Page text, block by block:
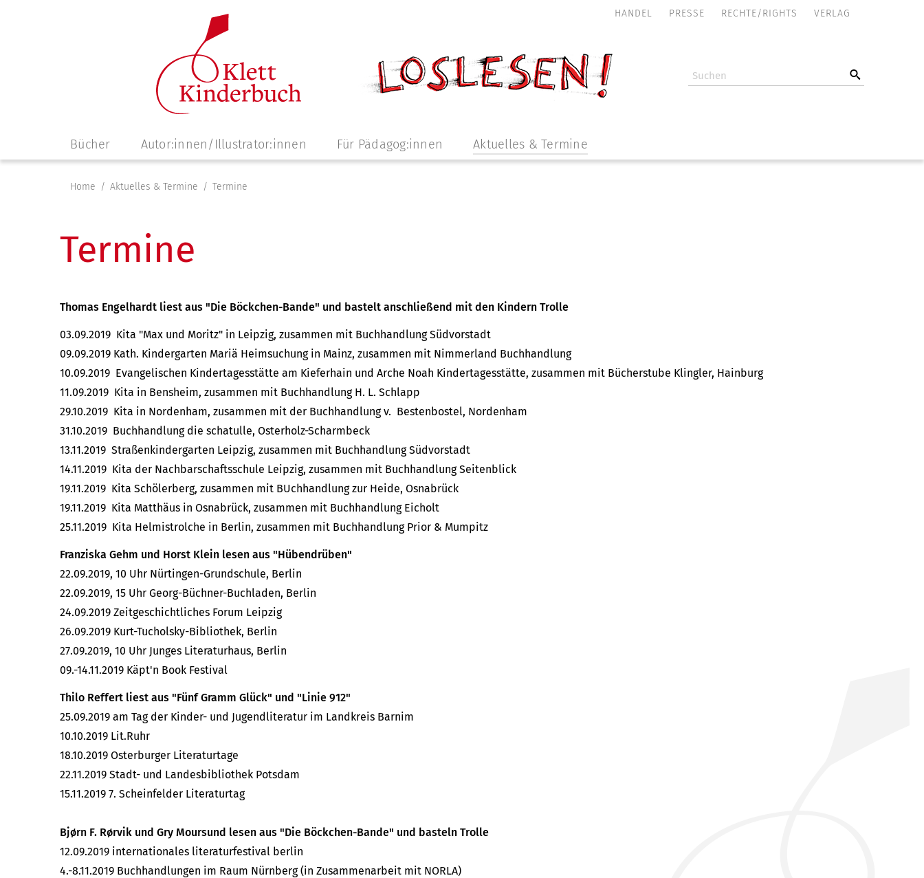
NAVIGATION
HANDEL PRESSE RECHTE/RIGHTS VERLAG
Navigation
überspringen
Bücher Autor:innen/Illustrator:innen Für Pädagog:innen Aktuelles & Termine
Home Aktuelles & Termine Termine
Termine
Thomas Engelhardt liest aus "Die Böckchen-Bande" und bastelt anschließend mit den Kindern Trolle
03.09.2019 Kita "Max und Moritz" in Leipzig, zusammen mit Buchhandlung Südvorstadt
09.09.2019 Kath. Kindergarten Mariä Heimsuchung in Mainz, zusammen mit Nimmerland Buchhandlung
10.09.2019 Evangelischen Kindertagesstätte am Kieferhain und Arche Noah Kindertagesstätte, zusammen mit Bücherstube Klingler, Hainburg
11.09.2019 Kita in Bensheim, zusammen mit Buchhandlung H. L. Schlapp
29.10.2019 Kita in Nordenham, zusammen mit der Buchhandlung v. Bestenbostel, Nordenham
31.10.2019 Buchhandlung die schatulle, Osterholz-Scharmbeck
13.11.2019 Straßenkindergarten Leipzig, zusammen mit Buchhandlung Südvorstadt
14.11.2019 Kita der Nachbarschaftsschule Leipzig, zusammen mit Buchhandlung Seitenblick
19.11.2019 Kita Schölerberg, zusammen mit BUchhandlung zur Heide, Osnabrück
19.11.2019 Kita Matthäus in Osnabrück, zusammen mit Buchhandlung Eicholt
25.11.2019 Kita Helmistrolche in Berlin, zusammen mit Buchhandlung Prior & Mumpitz
Franziska Gehm und Horst Klein lesen aus "Hübendrüben"
22.09.2019, 10 Uhr Nürtingen-Grundschule, Berlin
22.09.2019, 15 Uhr Georg-Büchner-Buchladen, Berlin
24.09.2019 Zeitgeschichtliches Forum Leipzig
26.09.2019 Kurt-Tucholsky-Bibliothek, Berlin
27.09.2019, 10 Uhr Junges Literaturhaus, Berlin
09.-14.11.2019 Käpt'n Book Festival
Thilo Reffert liest aus "Fünf Gramm Glück" und "Linie 912"
25.09.2019 am Tag der Kinder- und Jugendliteratur im Landkreis Barnim
10.10.2019 Lit.Ruhr
18.10.2019 Osterburger Literaturtage
22.11.2019 Stadt- und Landesbibliothek Potsdam
15.11.2019 7. Scheinfelder Literaturtag
Bjørn F. Rørvik und Gry Moursund lesen aus "Die Böckchen-Bande" und basteln Trolle
12.09.2019 internationales literaturfestival berlin
4.-8.11.2019 Buchhandlungen im Raum Nürnberg (in Zusammenarbeit mit NORLA)